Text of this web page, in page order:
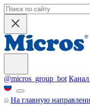
@micros_group_bot
На главную